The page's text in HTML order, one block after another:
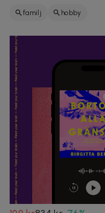
familj hobby